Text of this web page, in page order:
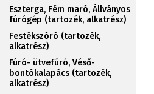
Eszterga, Fém maró, Állványos
fúrógép (tartozék, alkatrész)
Festékszóró (tartozék,
alkatrész)
Fúró- ütvefúró, Véső-
bontókalapács (tartozék,
alkatrész)